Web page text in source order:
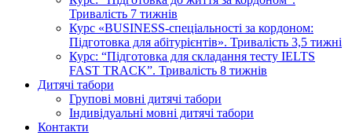
Тривалість 7 тижнів
Курс «BUSINESS-спеціальності за кордоном:
Підготовка для абітурієнтів». Тривалість 3,5 тижні
Курс: “Підготовка для складання тесту IELTS
FAST TRACK”. Тривалість 8 тижнів
Дитячі табори
Групові мовні дитячі табори
Індивідуальні мовні дитячі табори
Контакти